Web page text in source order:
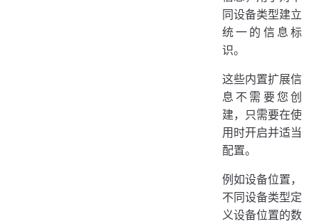
同设备类型建立
统一的信息标
识。
这些内置扩展信
息不需要您创
建，只需要在使
用时开启并适当
配置。
例如设备位置，
不同设备类型定
义设备位置的数